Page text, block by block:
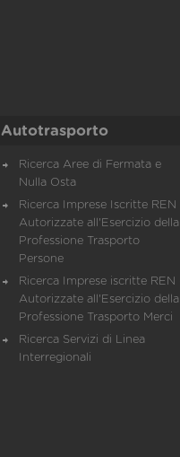
Autotrasporto
Ricerca Aree di Fermata e
Nulla Osta
Ricerca Imprese Iscritte REN
Autorizzate all'Esercizio della
Professione Trasporto
Persone
Ricerca Imprese iscritte REN
Autorizzate all'Esercizio della
Professione Trasporto Merci
Ricerca Servizi di Linea
Interregionali